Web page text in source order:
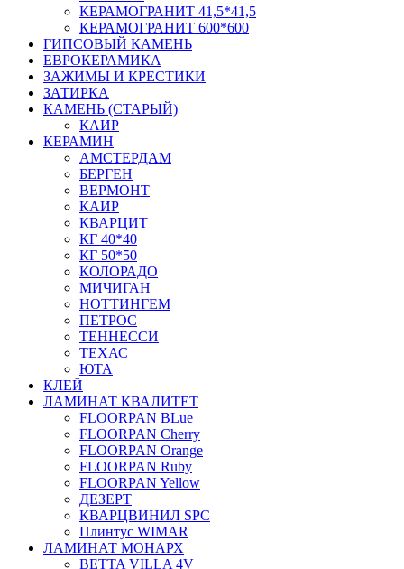
КЕРАМОГРАНИТ 41,5*41,5
КЕРАМОГРАНИТ 600*600
ГИПСОВЫЙ КАМЕНЬ
ЕВРОКЕРАМИКА
ЗАЖИМЫ И КРЕСТИКИ
ЗАТИРКА
КАМЕНЬ (СТАРЫЙ)
КАИР
КЕРАМИН
АМСТЕРДАМ
БЕРГЕН
ВЕРМОНТ
КАИР
КВАРЦИТ
КГ 40*40
КГ 50*50
КОЛОРАДО
МИЧИГАН
НОТТИНГЕМ
ПЕТРОС
ТЕННЕССИ
ТЕХАС
ЮТА
КЛЕЙ
ЛАМИНАТ КВАЛИТЕТ
FLOORPAN BLue
FLOORPAN Cherry
FLOORPAN Orange
FLOORPAN Ruby
FLOORPAN Yellow
ДЕЗЕРТ
КВАРЦВИНИЛ SPC
Плинтус WIMAR
ЛАМИНАТ МОНАРХ
BETTA VILLA 4V